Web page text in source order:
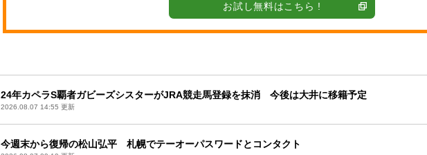
お試し無料はこちら !
24年カペラS覇者ガビーズシスターがJRA競走馬登録を抹消 今後は大井に移籍予定
2026.08.07 14:55 更新
今週末から復帰の松山弘平 札幌でテーオーパスワードとコンタクト